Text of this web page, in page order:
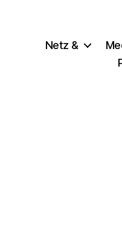
Netz &